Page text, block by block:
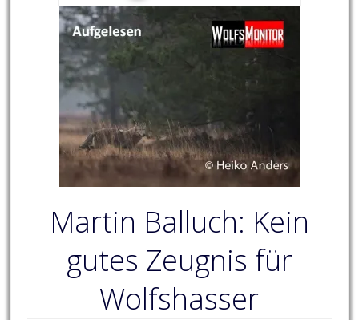
Martin Balluch: Kein
gutes Zeugnis für
Wolfshasser